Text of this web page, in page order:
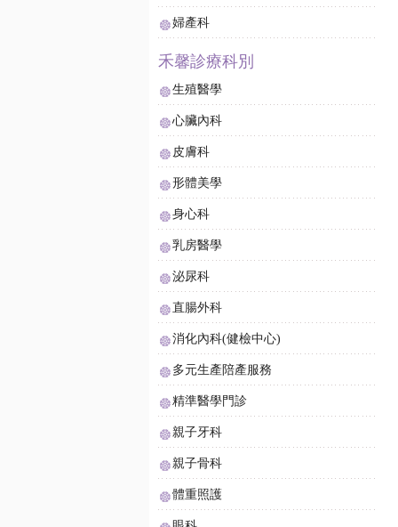
婦產科
生殖醫學
心臟內科
皮膚科
形體美學
身心科
乳房醫學
泌尿科
直腸外科
消化內科(健檢中心)
多元生產陪產服務
精準醫學門診
親子牙科
親子骨科
體重照護